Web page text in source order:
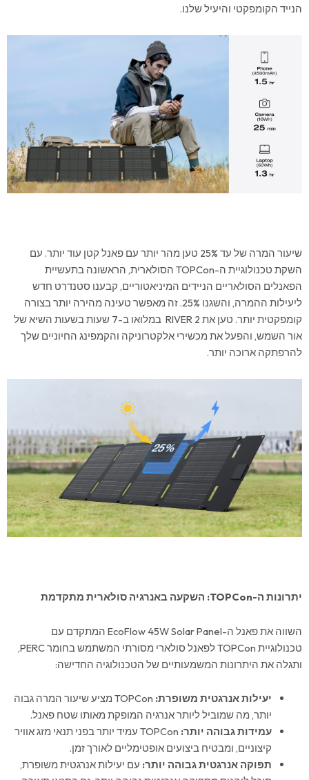
הנייד הקומפקטי והיעיל שלנו.
שיעור המרה של עד 25% טען מהר יותר עם פאנל קטן עוד יותר. עם
השקת טכנולוגיית ה-TOPCon הסולארית, הראשונה בתעשיית
הפאנלים הסולאריים הניידים המיניאטוריים, קבענו סטנדרט חדש
ליעילות ההמרה, והשגנו 25%. זה מאפשר טעינה מהירה יותר בצורה
קומפקטית יותר. טען את RIVER 2 במלואו ב-7 שעות בשעות השיא של
אור השמש, והפעל את מכשירי אלקטרוניקה והקמפינג החיוניים שלך
להרפתקה ארוכה יותר.
יתרונות ה-TOPCon: השקעה באנרגיה סולארית מתקדמת
השווה את פאנל ה-EcoFlow 45W Solar Panel המתקדם עם
ותגלה את היתרונות המשמעותיים של הטכנולוגיה החדישה:
יעילות אנרגטית משופרת:
TOPCon מציע שיעור המרה גבוה
יותר, מה שמוביל ליותר אנרגיה המופקת מאותו שטח פאנל.
עמידות גבוהה יותר:
TOPCon עמיד יותר בפני תנאי מזג אוויר
קיצוניים, ומבטיח ביצועים אופטימליים לאורך זמן.
תפוקה אנרגטית גבוהה יותר: עם יעילות אנרגטית משופרת,